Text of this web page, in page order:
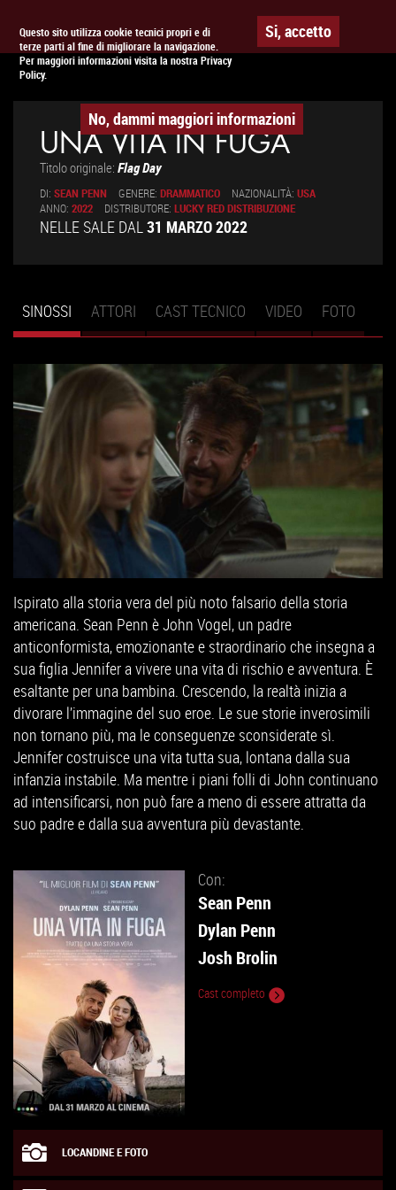
Questo sito utilizza cookie tecnici propri e di
terze parti al fine di migliorare la navigazione.
Per maggiori informazioni visita la nostra Privacy
Policy.
Si, accetto
No, dammi maggiori informazioni
APPUNTAMENTO AL CINEMA
UNA VITA IN FUGA
Titolo originale: Flag Day
DI: SEAN PENN GENERE: DRAMMATICO NAZIONALITÀ: USA
ANNO: 2022 DISTRIBUTORE: LUCKY RED DISTRIBUZIONE
NELLE SALE DAL31 MARZO 2022
Schede primarie
SINOSSI (SCHEDA
ATTIVA)
ATTORI CAST TECNICO VIDEO FOTO
Ispirato alla storia vera del più noto falsario della storia
americana. Sean Penn è John Vogel, un padre
anticonformista, emozionante e straordinario che insegna a
sua figlia Jennifer a vivere una vita di rischio e avventura. È
esaltante per una bambina. Crescendo, la realtà inizia a
divorare l’immagine del suo eroe. Le sue storie inverosimili
non tornano più, ma le conseguenze sconsiderate sì.
Jennifer costruisce una vita tutta sua, lontana dalla sua
infanzia instabile. Ma mentre i piani folli di John continuano
ad intensificarsi, non può fare a meno di essere attratta da
suo padre e dalla sua avventura più devastante.
Con:
Sean Penn
Dylan Penn
Josh Brolin
Cast completo
LOCANDINE E FOTO